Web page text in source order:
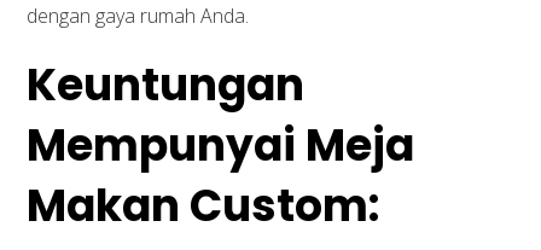
dengan gaya rumah Anda.
Keuntungan
Mempunyai Meja
Makan Custom: